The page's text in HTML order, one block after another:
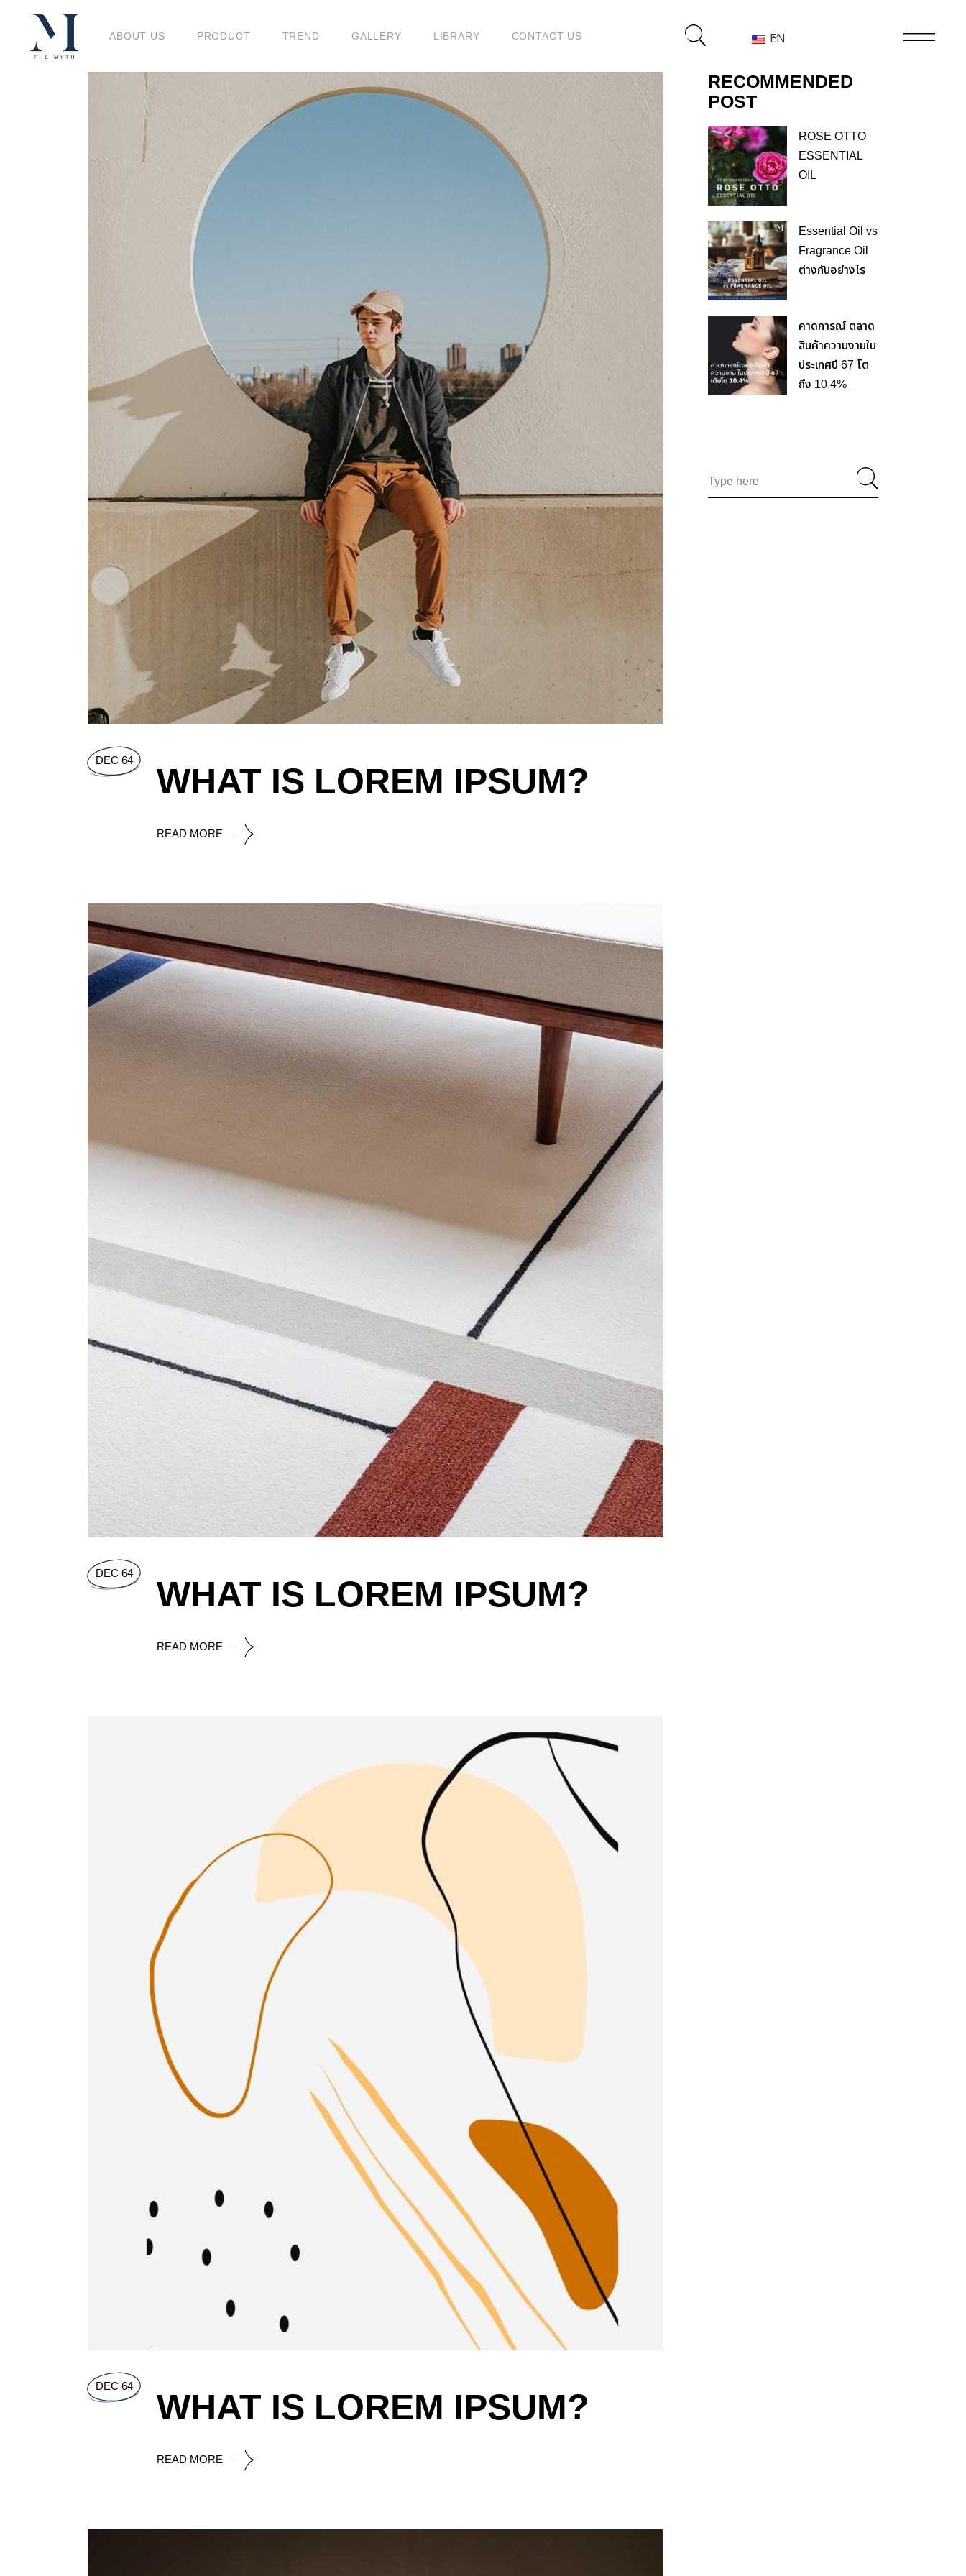
ABOUT US PRODUCT TREND
BLOG
GALLERY LIBRARY CONTACT US EN
BLOG
DEC 64 WHAT IS LOREM IPSUM?
READ MORE
DEC 64 WHAT IS LOREM IPSUM?
READ MORE
DEC 64 WHAT IS LOREM IPSUM?
READ MORE
RECOMMENDED
POST
ROSE OTTO
ESSENTIAL
OIL
Essential Oil vs
Fragrance Oil
ต่างกันอย่างไร
คาดการณ์ ตลาด
สินค้าความงามใน
ประเทศปี 67 โต
ถึง 10.4%
for: